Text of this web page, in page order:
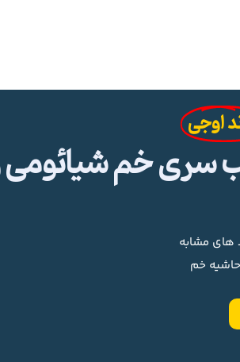
اوجی
خم
های مشابه
خم